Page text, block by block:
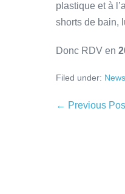
plastique et à
shorts de bain,
Donc RDV en
Filed under:
← Previous